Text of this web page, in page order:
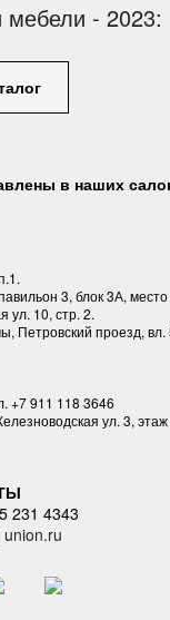
мебели - 2023:
в наших
3, блок 3А, место
ул. 10, стр. 2.
Петровский проезд, вл.
+7 911 118 3646
ул. 3,
231 4343
union.ru